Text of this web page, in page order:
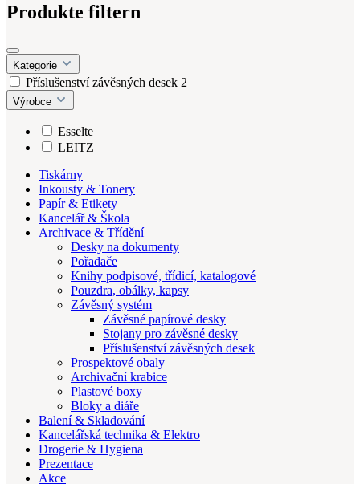
Produkte filtern
Kategorie
Příslušenství závěsných desek 2
Výrobce
Esselte
LEITZ
Tiskárny
Inkousty & Tonery
Papír & Etikety
Kancelář & Škola
Archivace & Třídění
Desky na dokumenty
Pořadače
Knihy podpisové, třídicí, katalogové
Pouzdra, obálky, kapsy
Závěsný systém
Závěsné papírové desky
Stojany pro závěsné desky
Příslušenství závěsných desek
Prospektové obaly
Archivační krabice
Plastové boxy
Bloky a diáře
Balení & Skladování
Kancelářská technika & Elektro
Drogerie & Hygiena
Prezentace
Akce